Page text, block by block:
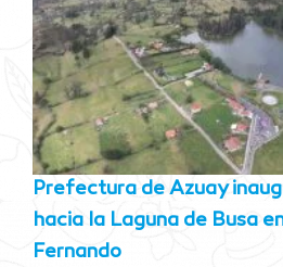
Prefectura de Azuay
hacia la Laguna de Busa
Fernando